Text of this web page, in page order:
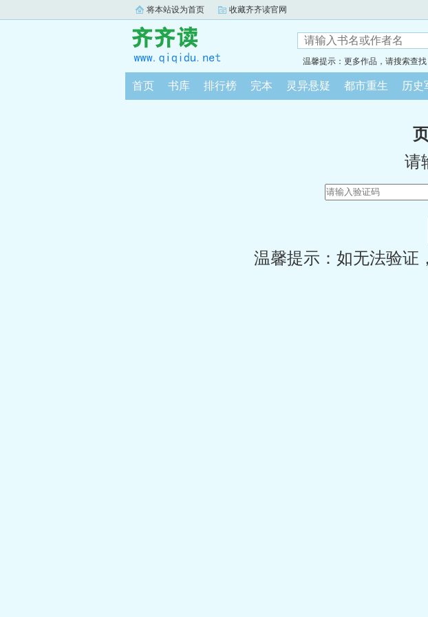
将本站设为首页 收藏齐齐读官网
温馨提示：更多作品，请搜索查找
首页 书库 排行榜 完本 灵异悬疑 都市重生 历史
请
温馨提示：如无法验证